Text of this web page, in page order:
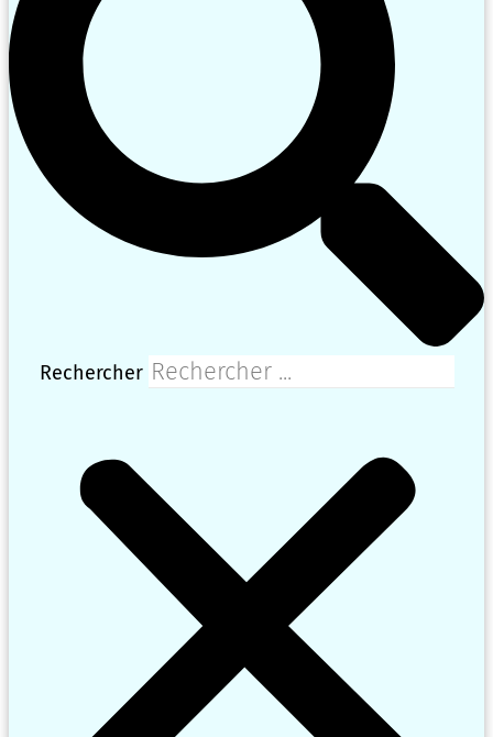
Rechercher